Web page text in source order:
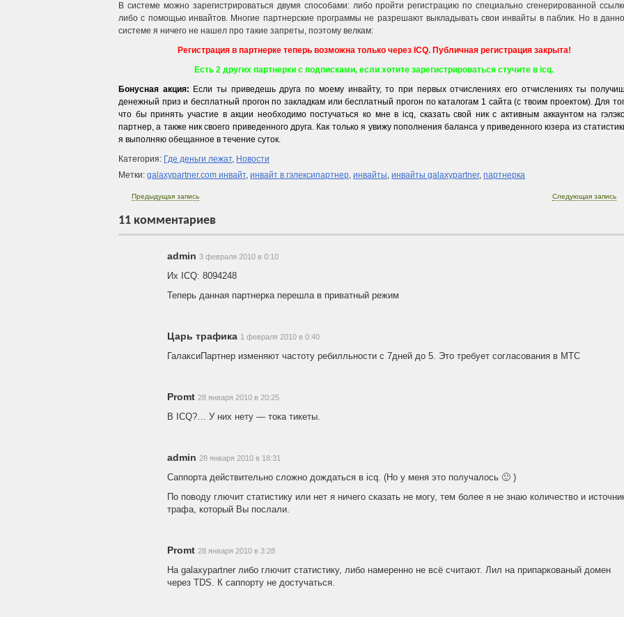
В системе можно зарегистрироваться двумя способами: либо пройти регистрацию по специально сгенерированной
либо с помощью инвайтов. Многие партнерские программы не разрешают выкладывать свои инвайты в паблик. Но в
системе я ничего не нашел про такие запреты, поэтому велкам:
Регистрация в партнерке теперь возможна только через ICQ. Публичная регистрация закрыта!
Есть 2 других партнерки с подписками, если хотите зарегистрироваться стучите в icq.
Бонусная акция: Если ты приведешь друга по моему инвайту, то при первых отчислениях его отчислениях ты
денежный приз и бесплатный прогон по закладкам или бесплатный прогон по каталогам 1 сайта (с твоим проектом). Для
что бы принять участие в акции необходимо постучаться ко мне в icq, сказать свой ник с активным аккаунтом на
партнер, а также ник своего приведенного друга. Как только я увижу пополнения баланса у приведенного юзера из
я выполняю обещанное в течение суток.
Категория: Где деньги лежат, Новости
Метки: galaxypartner.com инвайт, инвайт в гэлексипартнер, инвайты, инвайты galaxypartner, партнерка
Предыдущая запись Следующая запись
11 комментариев
admin 3 февраля 2010 в 0:10
Их ICQ: 8094248
Теперь данная партнерка перешла в приватный режим
Царь трафика 1 февраля 2010 в 0:40
ГалаксиПартнер изменяют частоту ребилльности с 7дней до 5. Это требует согласования в МТС
Promt 28 января 2010 в 20:25
В ICQ?… У них нету — тока тикеты.
admin 28 января 2010 в 18:31
Саппорта действительно сложно дождаться в icq. (Но у меня это получалось 🙂 )
По поводу глючит статистику или нет я ничего сказать не могу, тем более я не знаю количество и
трафа, который Вы послали.
Promt 28 января 2010 в 3:28
На galaxypartner либо глючит статистику, либо намеренно не всё считают. Лил на припаркованый домен
через TDS. К саппорту не достучаться.